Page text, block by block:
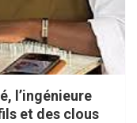
l’ingénieure
et des clous